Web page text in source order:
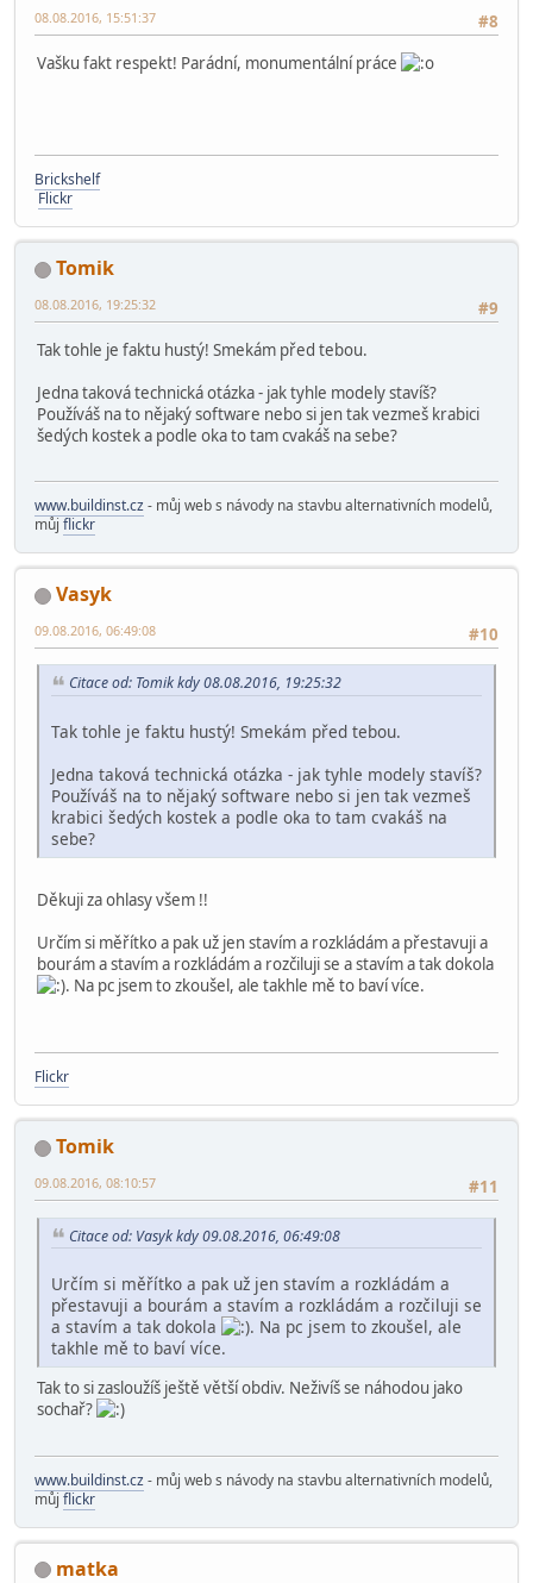
#8
08.08.2016, 15:51:37
Vašku fakt respekt! Parádní, monumentální práce
Brickshelf
Flickr
Tomik
#9
08.08.2016, 19:25:32
Tak tohle je faktu hustý! Smekám před tebou.
Jedna taková technická otázka - jak tyhle modely stavíš?
Používáš na to nějaký software nebo si jen tak vezmeš krabici
šedých kostek a podle oka to tam cvakáš na sebe?
www.buildinst.cz- můj web s návody na stavbu alternativních modelů,
můj flickr
Vasyk
#10
09.08.2016, 06:49:08
Citace od: Tomik kdy 08.08.2016, 19:25:32
Tak tohle je faktu hustý! Smekám před tebou.
Jedna taková technická otázka - jak tyhle modely stavíš?
Používáš na to nějaký software nebo si jen tak vezmeš
krabici šedých kostek a podle oka to tam cvakáš na
sebe?
Děkuji za ohlasy všem !!
Určím si měřítko a pak už jen stavím a rozkládám a přestavuji a
bourám a stavím a rozkládám a rozčiluji se a stavím a tak dokola
. Na pc jsem to zkoušel, ale takhle mě to baví více.
Flickr
Tomik
#11
09.08.2016, 08:10:57
Citace od: Vasyk kdy 09.08.2016, 06:49:08
Určím si měřítko a pak už jen stavím a rozkládám a
přestavuji a bourám a stavím a rozkládám a rozčiluji se
a stavím a tak dokola
. Na pc jsem to zkoušel, ale
takhle mě to baví více.
Tak to si zasloužíš ještě větší obdiv. Neživíš se náhodou jako
sochař?
www.buildinst.cz- můj web s návody na stavbu alternativních modelů,
můj flickr
matka